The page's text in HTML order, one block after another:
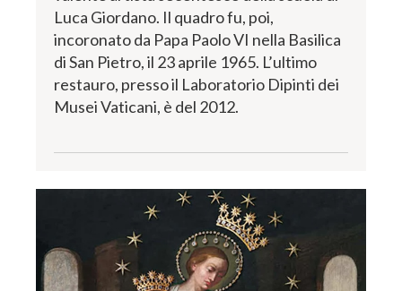
Luca Giordano. Il quadro fu, poi,
incoronato da Papa Paolo VI nella Basilica
di San Pietro, il 23 aprile 1965. L’ultimo
restauro, presso il Laboratorio Dipinti dei
Musei Vaticani, è del 2012.